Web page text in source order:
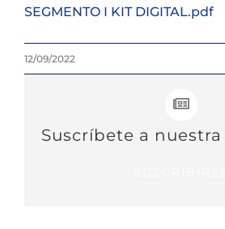
SEGMENTO I KIT DIGITAL.pdf
12/09/2022
Suscríbete a